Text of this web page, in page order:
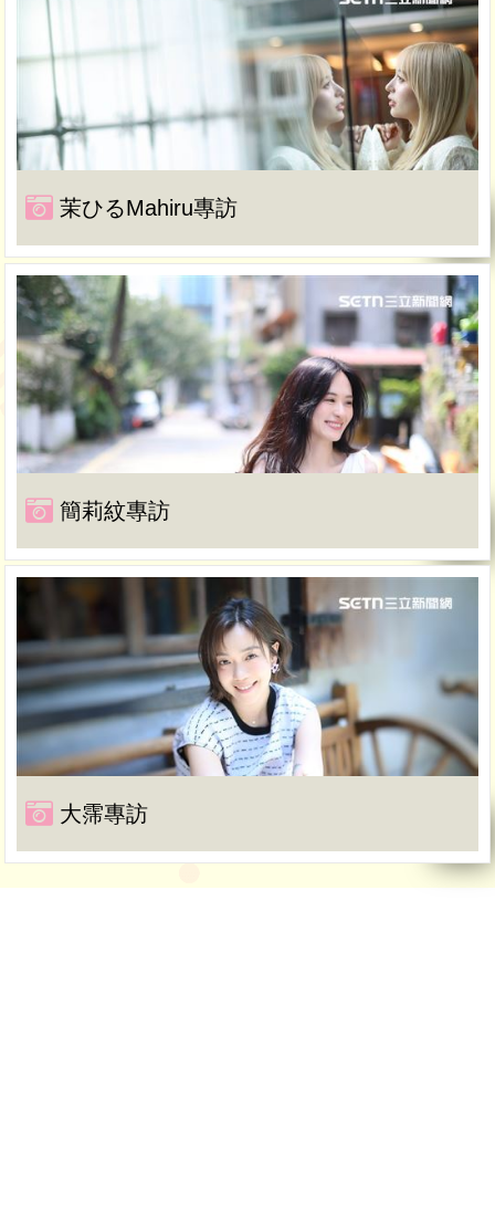
茉ひるMahiru專訪
簡莉紋專訪
大霈專訪